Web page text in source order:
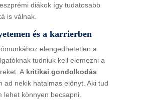
diákok így tudatosabb
is válnak.
és a karrierben
elengedhetetlen a
tudniuk kell elemezni a
A kritikai gondolkodás
ad nekik hatalmas előnyt. Aki tud
lehet könnyen becsapni.